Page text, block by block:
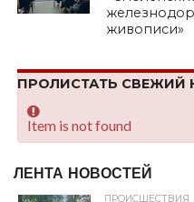
живописи»
ПРОЛИСТАТЬ СВЕЖИЙ
Item is not found
ЛЕНТА НОВОСТЕЙ
ПРОИСШЕСТВИЯ